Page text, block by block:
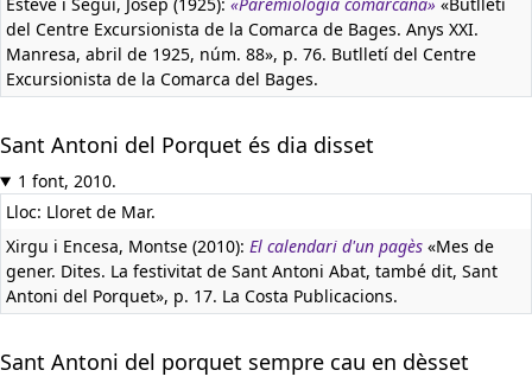
del Centre Excursionista de la Comarca de Bages. Anys XXI.
Manresa, abril de 1925, núm. 88», p. 76. Butlletí del Centre
Excursionista de la Comarca del Bages.
Sant Antoni del Porquet és dia disset
1 font, 2010.
Lloc: Lloret de Mar.
Xirgu i Encesa, Montse (2010): El calendari d'un pagès «Mes de
gener. Dites. La festivitat de Sant Antoni Abat, també dit, Sant
Antoni del Porquet», p. 17. La Costa Publicacions.
Sant Antoni del porquet sempre cau en dèsset